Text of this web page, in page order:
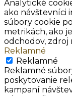
Analytické
ako návštevníci
súbory cookie
metrikách, ako
odchodov, zdroj
Reklamné
Reklamné
Reklamné
poskytovanie
kampaní